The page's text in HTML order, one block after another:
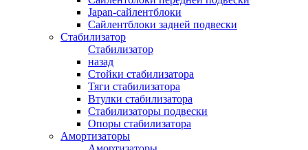
Japan-сайлентблоки
Сайлентблоки задней подвески
Стабилизатор
Стабилизатор
назад
Стойки стабилизатора
Тяги стабилизатора
Втулки стабилизатора
Стабилизаторы подвески
Опоры стабилизатора
Амортизаторы